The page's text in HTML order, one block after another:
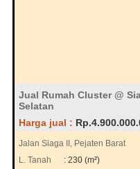
Jual Rumah Cluster @
Selatan
Harga jual :
Jalan Siaga II, Pejaten Barat
L. Tanah
: 230 (m²)